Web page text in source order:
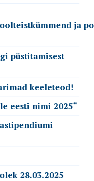
ja
püstitamisest
keeleteod!
eesti nimi 2025“
28.03.2025